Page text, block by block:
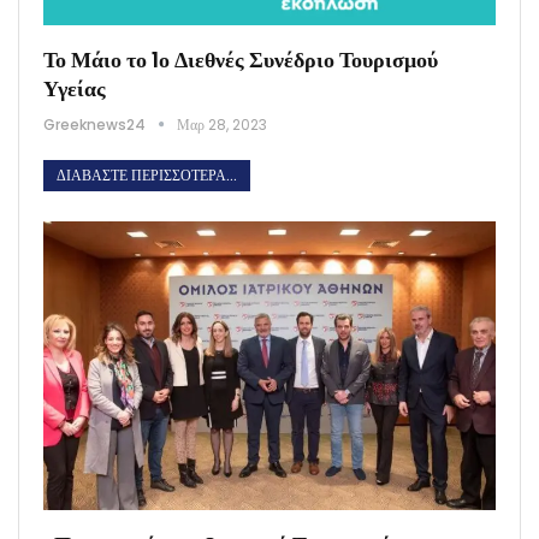
Το Μάιο το 1ο Διεθνές Συνέδριο Τουρισμού
Υγείας
Greeknews24 Μαρ 28, 2023
ΔΙΑΒΆΣΤΕ ΠΕΡΙΣΣΌΤΕΡΑ...